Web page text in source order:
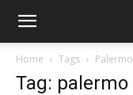
Home Tags Palermo
Tag: palermo